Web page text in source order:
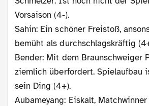
Vorsaison (4-).
Sahin: Ein schöner Freistoß,
bemüht als durchschlagskräftig
Bender: Mit dem Braunschweiger
ziemlich überfordert. Spielaufbau
sein Ding (4+).
Aubameyang: Eiskalt, Matchwinner